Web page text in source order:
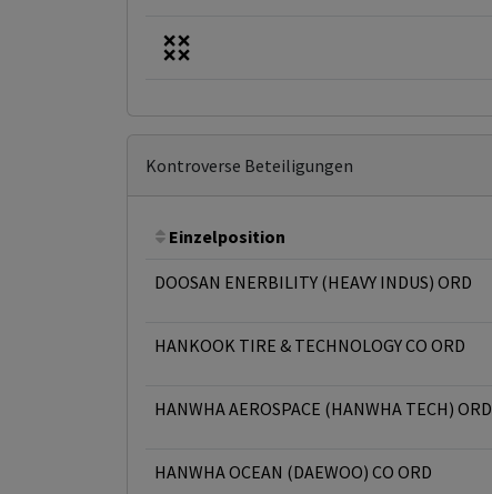
Kontroverse Beteiligungen
Einzelposition
DOOSAN ENERBILITY (HEAVY INDUS) ORD
HANKOOK TIRE & TECHNOLOGY CO ORD
HANWHA AEROSPACE (HANWHA TECH) ORD
HANWHA OCEAN (DAEWOO) CO ORD